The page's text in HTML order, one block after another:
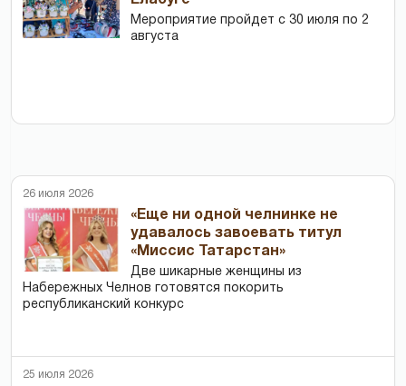
Мероприятие пройдет с 30 июля по 2
августа
26 июля 2026
«Еще ни одной челнинке не
удавалось завоевать титул
«Миссис Татарстан»
Две шикарные женщины из
Набережных Челнов готовятся покорить
республиканский конкурс
25 июля 2026